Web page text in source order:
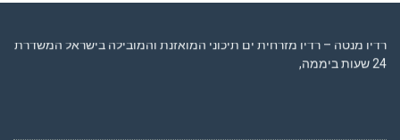
רדיו מנטה – רדיו מזרחית ים תיכוני המואזנת והמובילה בישראל המשדרת
24 שעות ביממה,